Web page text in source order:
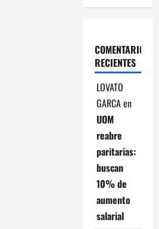
COMENTARIOS
RECIENTES
LOVATO
GARCAen
UOM
reabre
paritarias:
buscan
10% de
aumento
salarial